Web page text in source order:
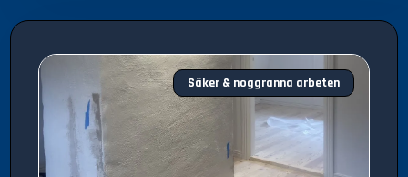
Säker & noggranna arbeten